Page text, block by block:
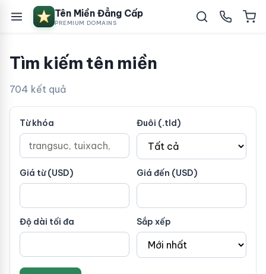
Tên Miền Đẳng Cấp
PREMIUM DOMAINS
Tìm kiếm tên miền
704 kết quả
Từ khóa Đuôi (.tld)
Giá từ (USD) Giá đến (USD)
Độ dài tối đa Sắp xếp